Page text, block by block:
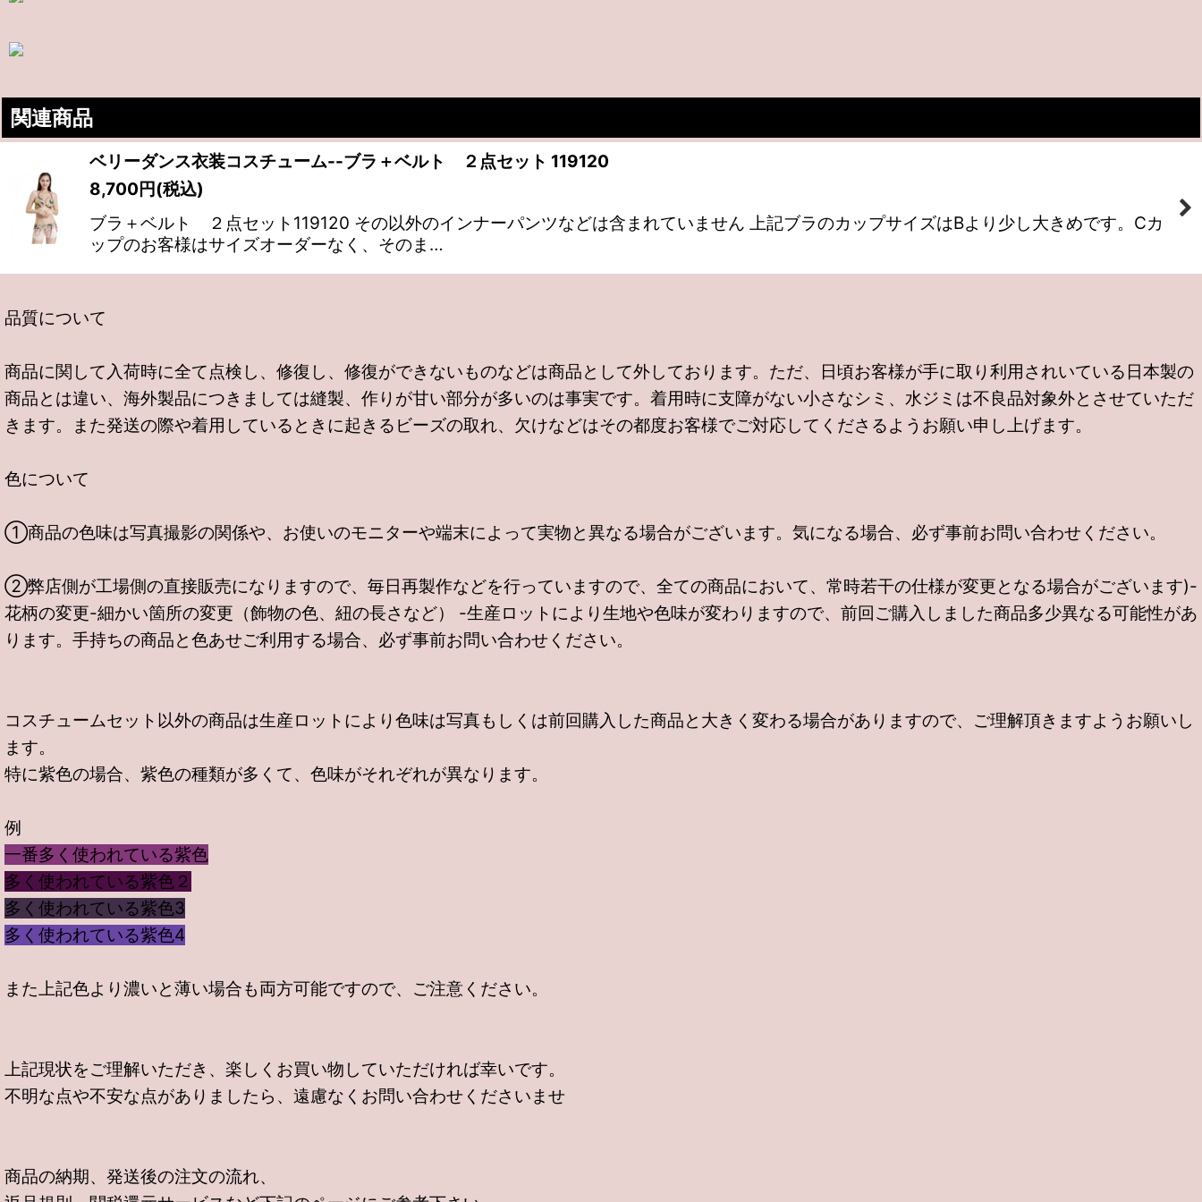
関連商品
ベリーダンス衣装コスチューム--ブラ＋ベルト ２点セット 119120
8,700 円(税込)
ブラ＋ベルト ２点セット119120 その以外のインナーパンツなどは含まれていません 上記ブラのカップサイズはBより少し大きめです。Cカ
ップのお客様はサイズオーダーなく、そのま…
品質について
商品に関して入荷時に全て点検し、修復し、修復ができないものなどは商品として外しております。ただ、日頃お客様が手に取り利用されいている日本製の
商品とは違い、海外製品につきましては縫製、作りが甘い部分が多いのは事実です。着用時に支障がない小さなシミ、水ジミは不良品対象外とさせていただ
きます。また発送の際や着用しているときに起きるビーズの取れ、欠けなどはその都度お客様でご対応してくださるようお願い申し上げます。
色について
①商品の色味は写真撮影の関係や、お使いのモニターや端末によって実物と異なる場合がございます。気になる場合、必ず事前お問い合わせください。
②弊店側が工場側の直接販売になりますので、毎日再製作などを行っていますので、全ての商品において、常時若干の仕様が変更となる場合がございます)-
花柄の変更-細かい箇所の変更（飾物の色、紐の長さなど） -生産ロットにより生地や色味が変わりますので、前回ご購入しました商品多少異なる可能性があ
ります。手持ちの商品と色あせご利用する場合、必ず事前お問い合わせください。
コスチュームセット以外の商品は生産ロットにより色味は写真もしくは前回購入した商品と大きく変わる場合がありますので、ご理解頂きますようお願いし
ます。
特に紫色の場合、紫色の種類が多くて、色味がそれぞれが異なります。
例
一番多く使われている紫色
多く使われている紫色２
多く使われている紫色3
多く使われている紫色4
また上記色より濃いと薄い場合も両方可能ですので、ご注意ください。
上記現状をご理解いただき、楽しくお買い物していただければ幸いです。
不明な点や不安な点がありましたら、遠慮なくお問い合わせくださいませ
商品の納期、発送後の注文の流れ、